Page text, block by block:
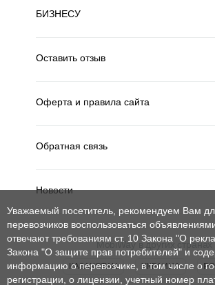
БИЗНЕСУ
Оставить отзыв
Оферта и правила сайта
Обратная связь
Новости
MobiWay в других странах
КАЗАХСТАН УКРАИНА
Уважаемый посетитель, рекомендуем Вам
перевозчиков воспользоваться
отвечают требованиям ст. 10 Закона "О
Закона "О защите прав потребителей" и
информацию о перевозчике, в том числе о
регистрации, о лицензии, учетный номер